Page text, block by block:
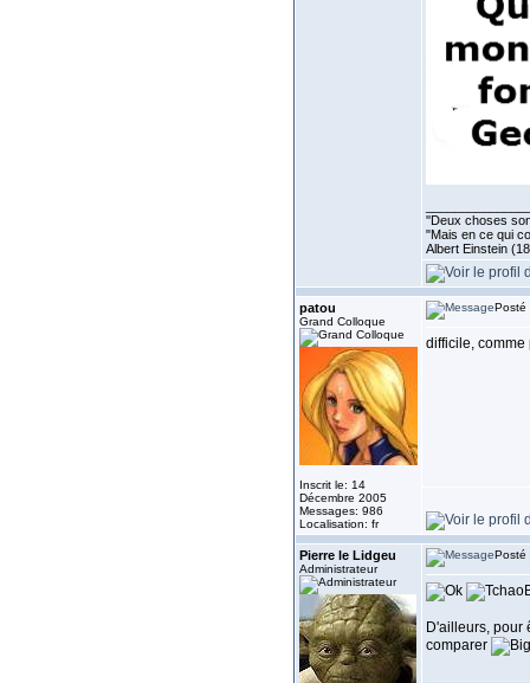
''Deux choses
"Mais en ce qui
Albert Einstein
patou
Grand Colloque
Inscrit le: 14
Décembre 2005
Messages: 986
Localisation: fr
Posté
difficile,
Pierre le Lidgeu
Administrateur
Posté
D'ailleurs, pour
comparer